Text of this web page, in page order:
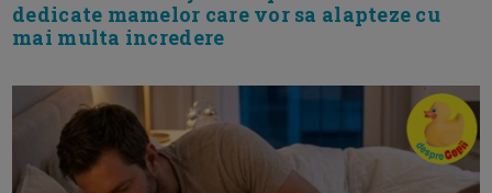
dedicate mamelor care vor sa alapteze cu
mai multa incredere